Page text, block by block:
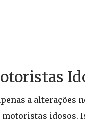
a alterações
idosos.